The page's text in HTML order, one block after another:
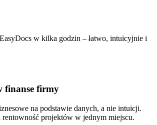
w kilka godzin – łatwo, intuicyjnie i
finanse firmy
na podstawie danych, a nie intuicji.
projektów w jednym miejscu.